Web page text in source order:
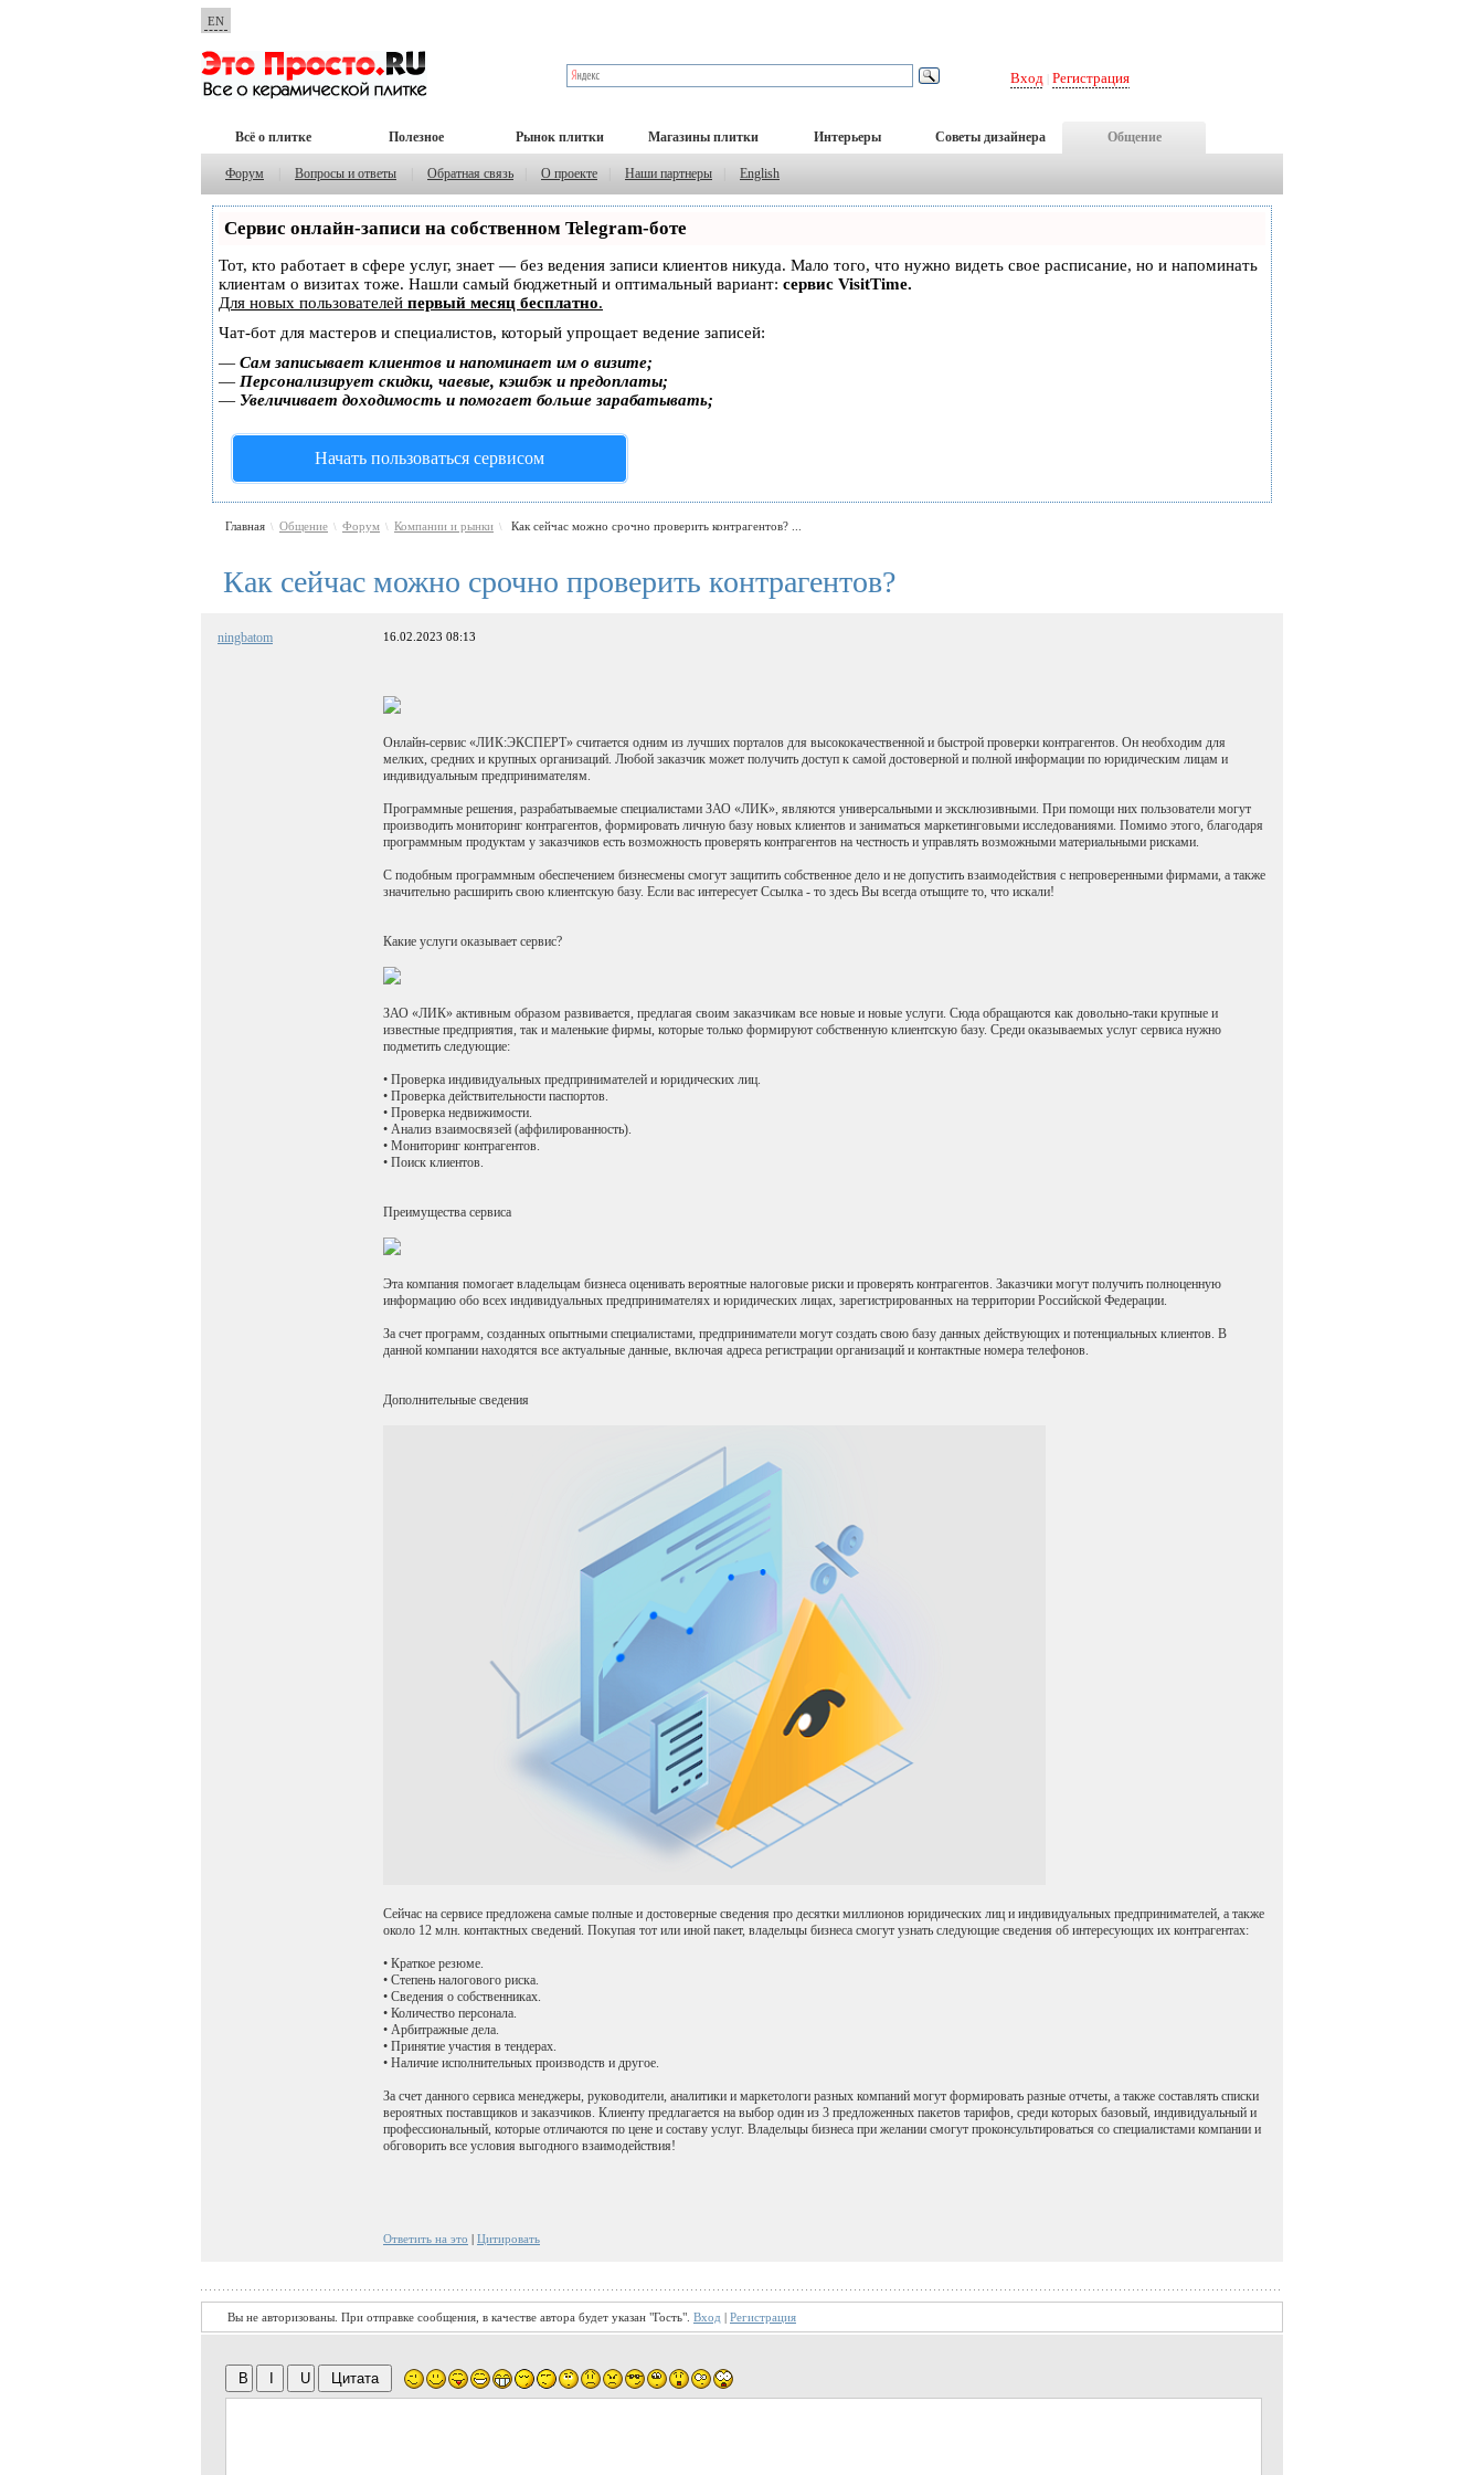
EN
Вход Регистрация
Всё о плитке Полезное Рынок плитки Магазины плитки Интерьеры Советы дизайнера Общение
Форум Вопросы и ответы Обратная связь О проекте Наши партнеры English
Сервис онлайн-записи на собственном Telegram-боте
Тот, кто работает в сфере услуг, знает — без ведения записи клиентов никуда. Мало того, что нужно видеть свое расписание, но и напоминать
клиентам о визитах тоже. Нашли самый бюджетный и оптимальный вариант: сервис VisitTime.
Для новых пользователей первый месяц бесплатно.
Чат-бот для мастеров и специалистов, который упрощает ведение записей:
— Сам записывает клиентов и напоминает им о визите;
— Персонализирует скидки, чаевые, кэшбэк и предоплаты;
— Увеличивает доходимость и помогает больше зарабатывать;
Начать пользоваться сервисом
Главная \ Общение \ Форум \ Компании и рынки \ Как сейчас можно срочно проверить контрагентов? ...
Как сейчас можно срочно проверить контрагентов?
ningbatom 16.02.2023 08:13
Онлайн-сервис «ЛИК:ЭКСПЕРТ» считается одним из лучших порталов для высококачественной и быстрой проверки контрагентов. Он необходим для
мелких, средних и крупных организаций. Любой заказчик может получить доступ к самой достоверной и полной информации по юридическим лицам и
индивидуальным предпринимателям.
Программные решения, разрабатываемые специалистами ЗАО «ЛИК», являются универсальными и эксклюзивными. При помощи них пользователи могут
производить мониторинг контрагентов, формировать личную базу новых клиентов и заниматься маркетинговыми исследованиями. Помимо этого, благодаря
программным продуктам у заказчиков есть возможность проверять контрагентов на честность и управлять возможными материальными рисками.
С подобным программным обеспечением бизнесмены смогут защитить собственное дело и не допустить взаимодействия с непроверенными фирмами, а также
значительно расширить свою клиентскую базу. Если вас интересует Ссылка - то здесь Вы всегда отыщите то, что искали!
Какие услуги оказывает сервис?
ЗАО «ЛИК» активным образом развивается, предлагая своим заказчикам все новые и новые услуги. Сюда обращаются как довольно-таки крупные и
известные предприятия, так и маленькие фирмы, которые только формируют собственную клиентскую базу. Среди оказываемых услуг сервиса нужно
подметить следующие:
• Проверка индивидуальных предпринимателей и юридических лиц.
• Проверка действительности паспортов.
• Проверка недвижимости.
• Анализ взаимосвязей (аффилированность).
• Мониторинг контрагентов.
• Поиск клиентов.
Преимущества сервиса
Эта компания помогает владельцам бизнеса оценивать вероятные налоговые риски и проверять контрагентов. Заказчики могут получить полноценную
информацию обо всех индивидуальных предпринимателях и юридических лицах, зарегистрированных на территории Российской Федерации.
За счет программ, созданных опытными специалистами, предприниматели могут создать свою базу данных действующих и потенциальных клиентов. В
данной компании находятся все актуальные данные, включая адреса регистрации организаций и контактные номера телефонов.
Дополнительные сведения
Сейчас на сервисе предложена самые полные и достоверные сведения про десятки миллионов юридических лиц и индивидуальных предпринимателей, а также
около 12 млн. контактных сведений. Покупая тот или иной пакет, владельцы бизнеса смогут узнать следующие сведения об интересующих их контрагентах:
• Краткое резюме.
• Степень налогового риска.
• Сведения о собственниках.
• Количество персонала.
• Арбитражные дела.
• Принятие участия в тендерах.
• Наличие исполнительных производств и другое.
За счет данного сервиса менеджеры, руководители, аналитики и маркетологи разных компаний могут формировать разные отчеты, а также составлять списки
вероятных поставщиков и заказчиков. Клиенту предлагается на выбор один из 3 предложенных пакетов тарифов, среди которых базовый, индивидуальный и
профессиональный, которые отличаются по цене и составу услуг. Владельцы бизнеса при желании смогут проконсультироваться со специалистами компании и
обговорить все условия выгодного взаимодействия!
Ответить на это | Цитировать
Вы не авторизованы. При отправке сообщения, в качестве автора будет указан "Гость". Вход | Регистрация